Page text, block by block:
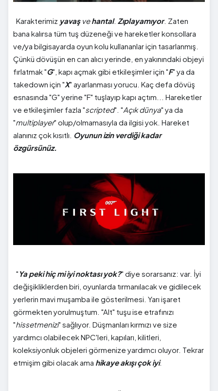
Karakterimiz yavaş vehantal. Zıplayamıyor. Zaten
bana kalırsa tüm tuş düzeneği ve hareketler konsollara
ve/ya bilgisayarda oyun kolu kullananlar için tasarlanmış.
Çünkü dövüşün en can alıcı yerinde, en yakınındaki objeyi
fırlatmak "G", kapı açmak gibi etkileşimler için "F" ya da
takedown için "X" ayarlanması yorucu. Kaç defa dövüş
esnasında "G" yerine "F" tuşlayıp kapı açtım... Hareketler
ve etkileşimler fazla "scripted". "Açık dünya" ya da
"multiplayer" olup/olmamasıyla da ilgisi yok. Hareket
alanınız çok kısıtlı. Oyunun izin verdiği kadar
özgürsünüz.
" Ya peki hiç mi iyi noktası yok?" diye sorarsanız: var. İyi
değişikliklerden biri, oyunlarda tırmanılacak ve gidilecek
yerlerin mavi muşamba ile gösterilmesi. Yarı işaret
görmekten yorulmuştum. "Alt" tuşu ise etrafınızı
"hissetmenizi" sağlıyor. Düşmanları kırmızı ve size
yardımcı olabilecek NPC'leri, kapıları, kilitleri,
koleksiyonluk objeleri görmenize yardımcı oluyor. Tekrar
etmişim gibi olacak ama hikaye akışı çok iyi.